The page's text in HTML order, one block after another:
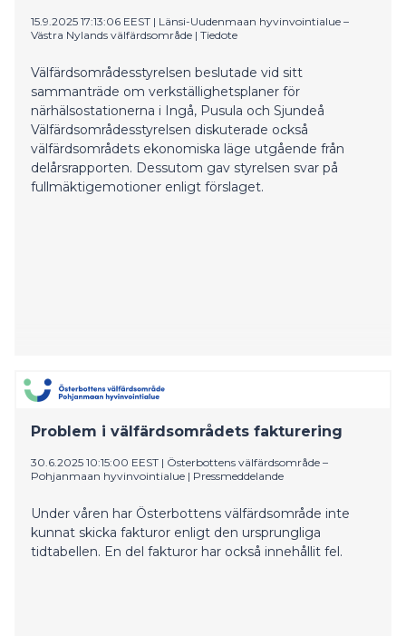
15.9.2025 17:13:06 EEST | Länsi-Uudenmaan hyvinvointialue –
Västra Nylands välfärdsområde | Tiedote
Välfärdsområdesstyrelsen beslutade vid sitt
sammanträde om verkställighetsplaner för
närhälsostationerna i Ingå, Pusula och Sjundeå
Välfärdsområdesstyrelsen diskuterade också
välfärdsområdets ekonomiska läge utgående från
delårsrapporten. Dessutom gav styrelsen svar på
fullmäktigemotioner enligt förslaget.
Problem i välfärdsområdets fakturering
30.6.2025 10:15:00 EEST | Österbottens välfärdsområde –
Pohjanmaan hyvinvointialue | Pressmeddelande
Under våren har Österbottens välfärdsområde inte
kunnat skicka fakturor enligt den ursprungliga
tidtabellen. En del fakturor har också innehållit fel.